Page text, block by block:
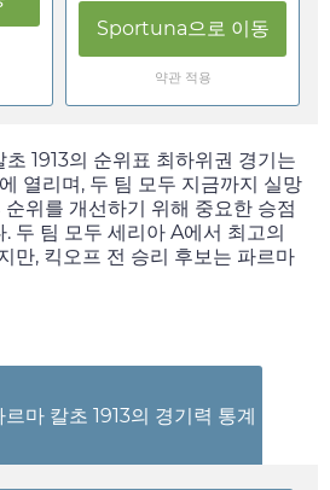
Sportuna으로 이동
약관 적용
1913의 순위표 최하위권 경기는
에 열리며, 두 팀 모두 지금까지 실망
위를 개선하기 위해 중요한 승점
두 팀 모두 세리아 A에서 최고의
만, 킥오프 전 승리 후보는 파르마
마 칼초 1913의 경기력 통계